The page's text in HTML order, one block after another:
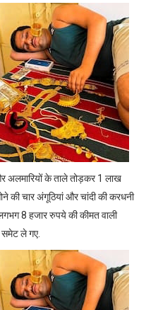
अलमारियों के ताले तोड़कर 1 लाख
की चार अंगूठियां और चांदी की करधनी
8 हजार रुपये की कीमत वाली
ले गए.